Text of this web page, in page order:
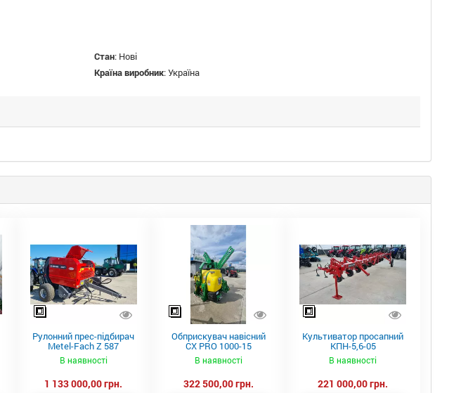
Стан: Нові
Країна виробник:Україна
Рулонний прес-підбирач
Metel-Fach Z 587
В наявності
1 133 000,00 грн.
Обприскувач навісний
CX PRO 1000-15
В наявності
322 500,00 грн.
Культиватор просапний
КПН-5,6-05
В наявності
221 000,00 грн.